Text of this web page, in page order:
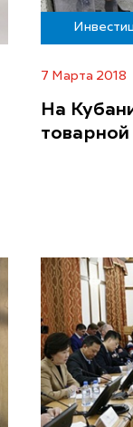
7 Марта 2018
На